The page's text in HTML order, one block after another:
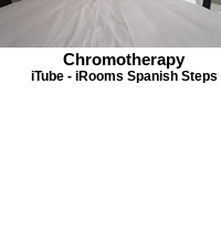
Chromotherapy
iTube - iRooms Spanish Steps